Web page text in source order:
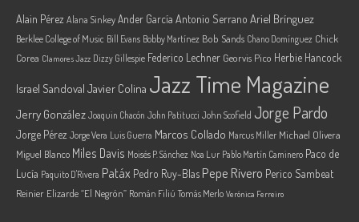
Alain Pérez Alana SinkeyAnder García Antonio Serrano Ariel Brínguez
Berklee College of Music Bill Evans Bobby Martínez Bob Sands Chano Domínguez Chick
Corea Clamores Jazz Dizzy Gillespie Federico Lechner Georvis Pico Herbie Hancock
Israel Sandoval Javier Colina Jazz Time Magazine
Jerry González Joaquin Chacón John Patitucci John Scofield Jorge Pardo
Jorge Pérez Jorge Vera Luis Guerra Marcos Collado Marcus Miller Michael Olivera
Miguel Blanco Miles Davis Moisés P. Sánchez Noa Lur Pablo Martín Caminero Paco de
Lucía Paquito D'Rivera Patáx Pedro Ruy-Blas Pepe Rivero Perico Sambeat
Reinier Elizarde “El Negrón” Román Filiú Tomás Merlo Verónica Ferreiro